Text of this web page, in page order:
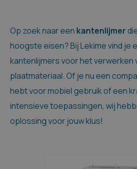
Op zoek naar een kantenlijmer
hoogste eisen? Bij Lekime vind je
kantenlijmers voor het verwerken
plaatmateriaal. Of je nu een
hebt voor mobiel gebruik of een
intensieve toepassingen, wij
oplossing voor jouw klus!